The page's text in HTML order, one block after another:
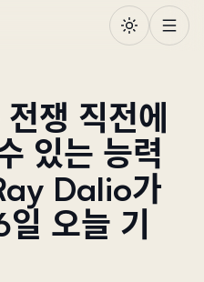
쟁 직전에
있는 능력
Dalio가
오늘 기